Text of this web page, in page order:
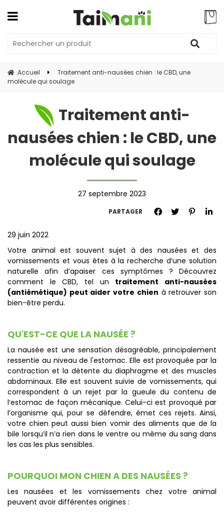
Accueil
Traitement anti-nausées chien : le CBD, une
molécule qui soulage
Traitement anti-
nausées chien : le CBD, une
molécule qui soulage
27 septembre 2023
PARTAGER
29 juin 2022
Votre animal est souvent sujet à des nausées et des
vomissements et vous êtes à la recherche d’une solution
naturelle afin d’apaiser ces symptômes ? Découvrez
comment le CBD, tel un traitement anti-nausées
(antiémétique) peut aider votre chien à retrouver son
bien-être perdu.
QU'EST-CE QUE LA NAUSÉE ?
La nausée est une sensation désagréable, principalement
ressentie au niveau de l'estomac. Elle est provoquée par la
contraction et la détente du diaphragme et des muscles
abdominaux. Elle est souvent suivie de vomissements, qui
correspondent à un rejet par la gueule du contenu de
l’estomac de façon mécanique. Celui-ci est provoqué par
l’organisme qui, pour se défendre, émet ces rejets. Ainsi,
votre chien peut aussi bien vomir des aliments que de la
bile lorsqu’il n’a rien dans le ventre ou même du sang dans
les cas les plus sensibles.
POURQUOI MON CHIEN A DES NAUSÉES ?
Les nausées et les vomissements chez votre animal
peuvent avoir différentes origines :